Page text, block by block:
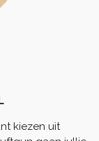
kiezen uit